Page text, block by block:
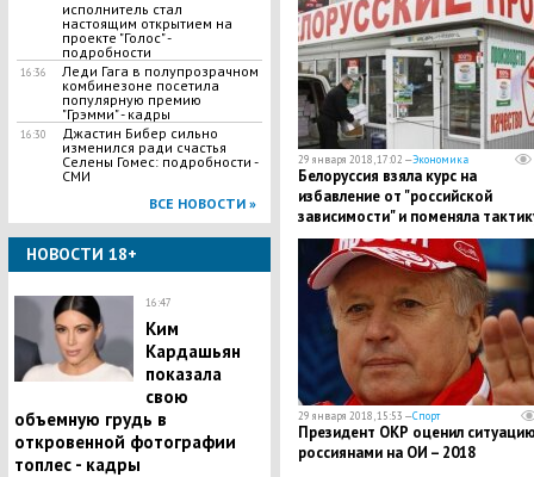
исполнитель стал
настоящим открытием на
проекте "Голос" -
подробности
16:36
Леди Гага в полупрозрачном
комбинезоне посетила
популярную премию
"Грэмми" - кадры
16:30
Джастин Бибер сильно
изменился ради счастья
Селены Гомес: подробности -
СМИ
ВСЕ НОВОСТИ »
НОВОСТИ 18+
16:47
Ким
Кардашьян
показала
свою
объемную грудь в
откровенной фотографии
топлес - кадры
29 января 2018, 17:02 —Экономика
Белоруссия взяла курс на
избавление от "российской
зависимости" и поменяла
29 января 2018, 15:53 —Спорт
Президент ОКР оценил
россиянами на ОИ – 2018